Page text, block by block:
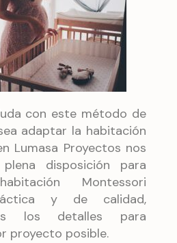
con este método de
adaptar la habitación
Lumasa Proyectos nos
disposición para
Montessori
y de calidad,
los detalles para
proyecto posible.